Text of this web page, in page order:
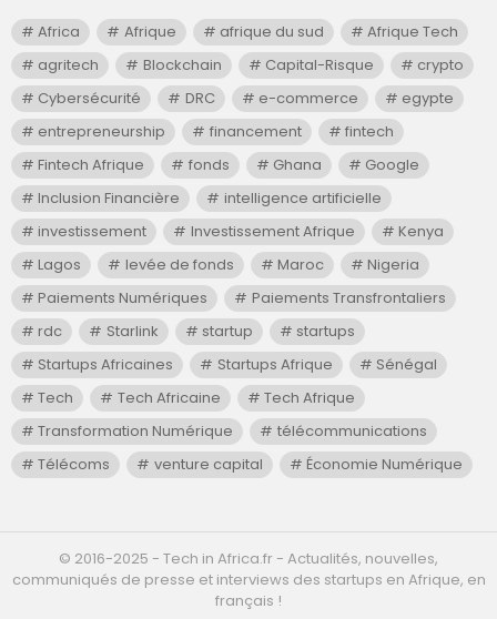
Africa Afrique afrique du sud
Afrique Tech
agritech
Blockchain Capital-Risque
crypto
Cybersécurité
DRC e-commerce
egypte
entrepreneurship
financement
fintech
Fintech Afrique
fonds Ghana
Google
Inclusion Financière
intelligence artificielle
investissement
Investissement Afrique
Kenya
Lagos
levée de fonds Maroc
Nigeria
Paiements Numériques
Paiements Transfrontaliers
rdc
Starlink startup
startups
Startups Africaines
Startups Afrique
Sénégal
Tech
Tech Africaine
Tech Afrique
Transformation Numérique
télécommunications
Télécoms
venture capital Économie Numérique
©️ 2016-2025 - Tech in Africa.fr - Actualités, nouvelles,
communiqués de presse et interviews des startups en Afrique, en
français !